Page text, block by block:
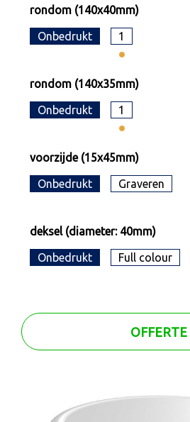
rondom (140x40mm)
Onbedrukt 1
rondom (140x35mm)
Onbedrukt 1
voorzijde (15x45mm)
Onbedrukt Graveren
deksel (diameter: 40mm)
Onbedrukt Full colour
OFFERTE